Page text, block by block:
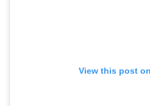
View this post